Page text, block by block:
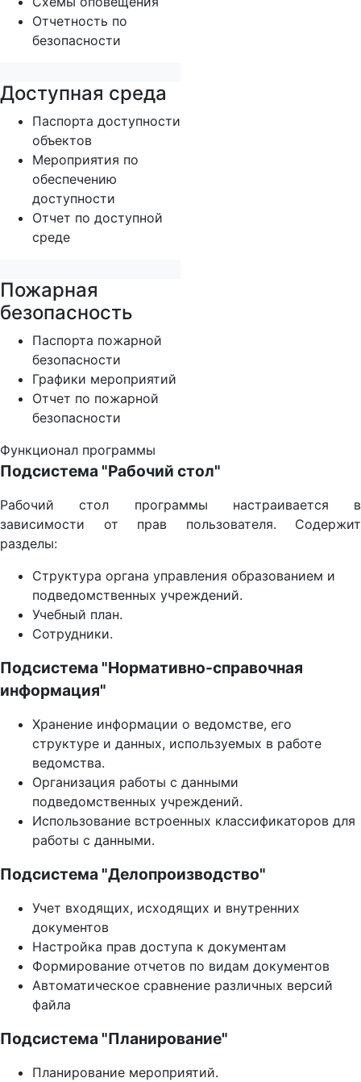
Отчетность по
безопасности
Доступная среда
Паспорта доступности
объектов
Мероприятия по
обеспечению
доступности
Отчет по доступной
среде
Пожарная
безопасность
Паспорта пожарной
безопасности
Графики мероприятий
Отчет по пожарной
безопасности
Функционал программы
Подсистема "Рабочий стол"
Рабочий стол программы настраивается в
зависимости от прав пользователя. Содержит
разделы:
Структура органа управления образованием и
подведомственных учреждений.
Учебный план.
Сотрудники.
Подсистема "Нормативно-справочная
информация"
Хранение информации о ведомстве, его
структуре и данных, используемых в работе
ведомства.
Организация работы с данными
подведомственных учреждений.
Использование встроенных классификаторов для
работы с данными.
Подсистема "Делопроизводство"
Учет входящих, исходящих и внутренних
документов
Настройка прав доступа к документам
Формирование отчетов по видам документов
Автоматическое сравнение различных версий
файла
Подсистема "Планирование"
Планирование мероприятий.